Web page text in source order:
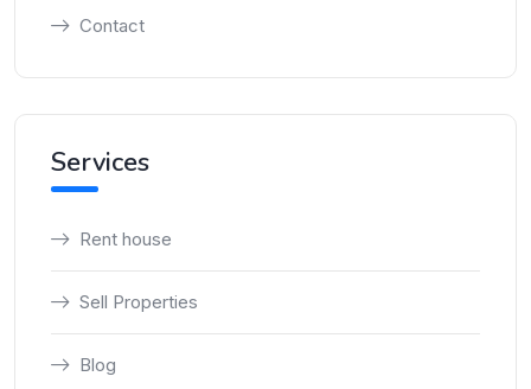
Contact
Services
Rent house
Sell Properties
Blog